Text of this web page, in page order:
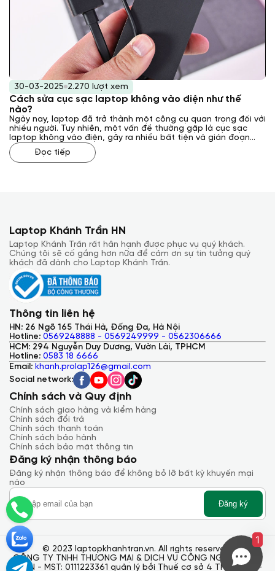
30-03-2025 2.270 lượt xem
Cách sửa cục sạc laptop không vào điện như thế
nào?
Ngày nay, laptop đã trở thành một công cụ quan trọng đối với
nhiều người. Tuy nhiên, một vấn đề thường gặp là cục sạc
laptop không vào điện, gây ra nhiều bất tiện và gián đoạn
công việc. Vậy, cách sửa cục sạc laptop không vào điện như
thế nào? Laptop Khánh Trần sẽ giải đáp cho bạn qua bài viết
sau đây.
Đọc tiếp
Laptop Khánh Trần HN
Laptop Khánh Trần rất hân hạnh được phục vụ quý khách.
Chúng tôi sẽ cố gắng hơn nữa để cảm ơn sự tin tưởng quý
khách đã dành cho Laptop Khánh Trần.
Thông tin liên hệ
HN: 26 Ngõ 165 Thái Hà, Đống Đa, Hà Nội
Hotline: 0569248888 - 0569249999 - 0562306666
HCM: 294 Nguyễn Duy Dương, Vườn Lài, TPHCM
Hotline: 0583 18 6666
Email: khanh.prolap126@gmail.com
Social network:
Chính sách và Quy định
Chính sách giao hàng và kiểm hàng
Chính sách đổi trả
Chính sách thanh toán
Chính sách bảo hành
Chính sách bảo mật thông tin
Đăng ký nhận thông báo
Đăng ký nhận thông báo để không bỏ lỡ bất kỳ khuyến mại
nào
Đăng ký
© 2023 laptopkhanhtran.vn. All rights reserved.
CÔNG TY TNHH THƯƠNG MẠI & DỊCH VỤ CÔNG NGHỆ KHÁNH
TRẦN - MST: 0111223361 quản lý bởi Thuế cơ sở 4 TP. Hà Nội -
1